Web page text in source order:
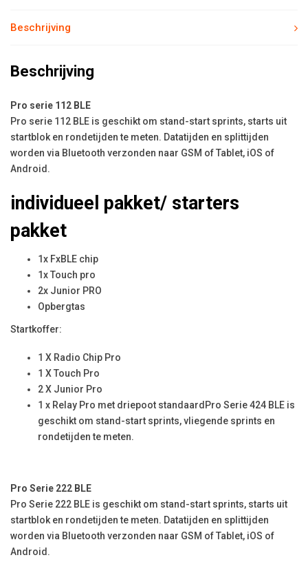
Beschrijving
Beschrijving
Pro serie 112 BLE
Pro serie 112 BLE is geschikt om stand-start sprints, starts uit
startblok en rondetijden te meten. Datatijden en splittijden
worden via Bluetooth verzonden naar GSM of Tablet, iOS of
Android.
individueel pakket/ starters
pakket
1x FxBLE chip
1x Touch pro
2x Junior PRO
Opbergtas
Startkoffer:
1 X Radio Chip Pro
1 X Touch Pro
2 X Junior Pro
1 x Relay Pro met driepoot standaardPro Serie 424 BLE is
geschikt om stand-start sprints, vliegende sprints en
rondetijden te meten.
Pro Serie 222 BLE
Pro Serie 222 BLE is geschikt om stand-start sprints, starts uit
startblok en rondetijden te meten. Datatijden en splittijden
worden via Bluetooth verzonden naar GSM of Tablet, iOS of
Android.